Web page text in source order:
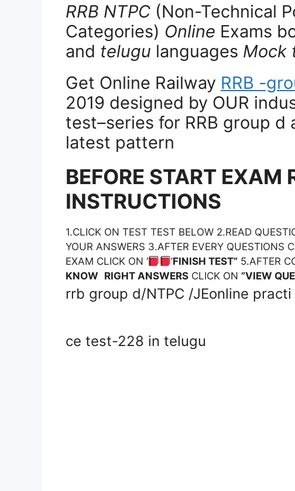
RRB NTPC (Non-Technical
Categories) Online Exams
and telugu languages Mock
Get Online Railway RRB -
2019 designed by OUR
test–series for RRB group d
latest pattern
BEFORE START EXAM
INSTRUCTIONS
1.CLICK ON TEST TEST BELOW 2.READ
YOUR ANSWERS 3.AFTER EVERY QUESTIONS
EXAM CLICK ON ‘
’FINISH TEST”5.AFTER
KNOW RIGHT ANSWERS CLICK ON ”VIEW
rrb group d/NTPC /JEonline practi
ce test-228 in telugu